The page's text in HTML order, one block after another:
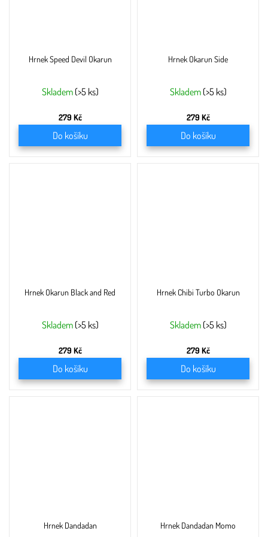
Hrnek Speed Devil Okarun
Skladem (>5 ks)
279 Kč
Do košíku
Hrnek Okarun Side
Skladem (>5 ks)
279 Kč
Do košíku
Hrnek Okarun Black and Red
Skladem (>5 ks)
279 Kč
Do košíku
Hrnek Chibi Turbo Okarun
Skladem (>5 ks)
279 Kč
Do košíku
Hrnek Dandadan Hrnek Dandadan Momo